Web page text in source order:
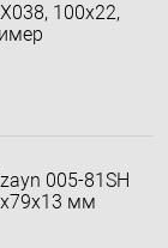
100х22,
005-81SH
мм